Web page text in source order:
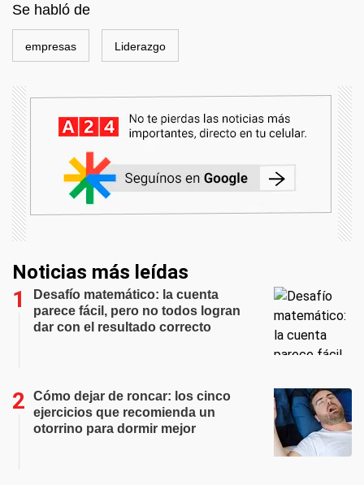
Se habló de
empresas Liderazgo
Noticias más leídas
Desafío matemático: la cuenta
parece fácil, pero no todos logran
dar con el resultado correcto
Cómo dejar de roncar: los cinco
ejercicios que recomienda un
otorrino para dormir mejor